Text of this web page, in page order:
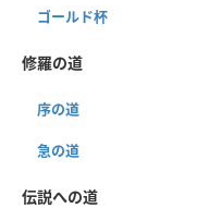
ゴールド杯
修羅の道
序の道
急の道
伝説への道